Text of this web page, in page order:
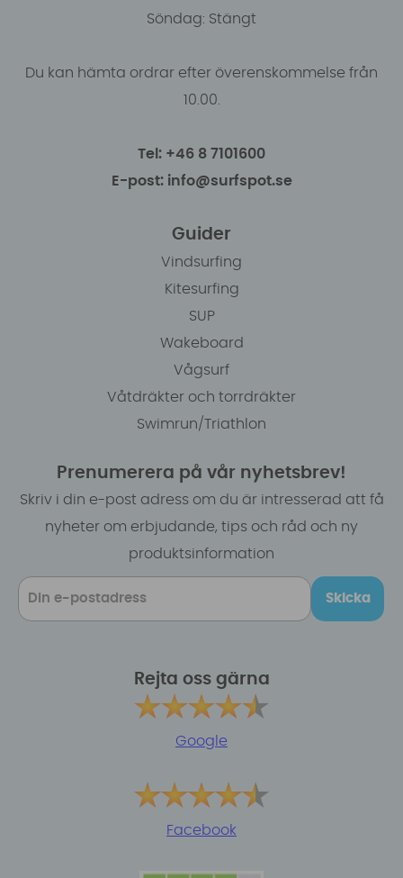
Söndag: Stängt
Du kan hämta ordrar efter överenskommelse från
10.00.
Tel: +46 8 7101600
E-post: info@surfspot.se
Guider
Vindsurfing
Kitesurfing
SUP
Wakeboard
Vågsurf
Våtdräkter och torrdräkter
Swimrun/Triathlon
Prenumerera på vår nyhetsbrev!
Skriv i din e-post adress om du är intresserad att få
nyheter om erbjudande, tips och råd och ny
produktsinformation
Skicka
Rejta oss gärna
Google
Facebook